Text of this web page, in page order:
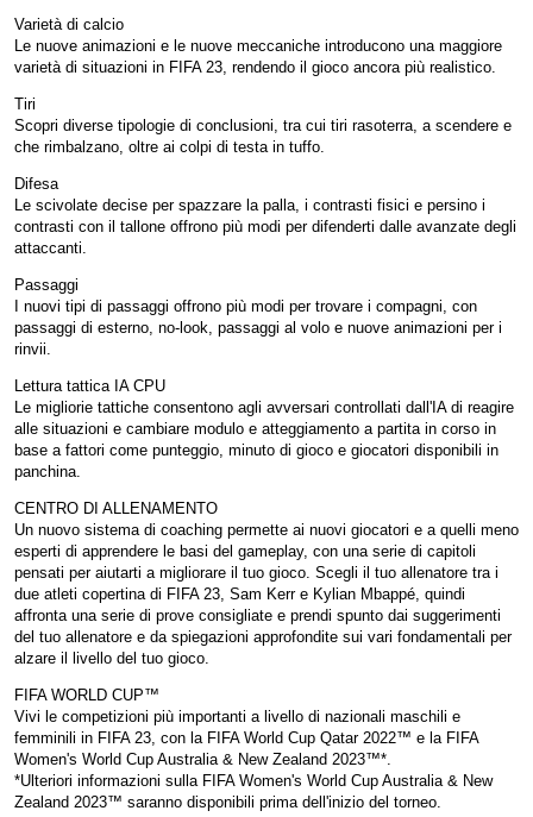
Varietà di calcio
Le nuove animazioni e le nuove meccaniche introducono una maggiore
varietà di situazioni in FIFA 23, rendendo il gioco ancora più realistico.
Tiri
Scopri diverse tipologie di conclusioni, tra cui tiri rasoterra, a scendere e
che rimbalzano, oltre ai colpi di testa in tuffo.
Difesa
Le scivolate decise per spazzare la palla, i contrasti fisici e persino i
contrasti con il tallone offrono più modi per difenderti dalle avanzate degli
attaccanti.
Passaggi
I nuovi tipi di passaggi offrono più modi per trovare i compagni, con
passaggi di esterno, no-look, passaggi al volo e nuove animazioni per i
rinvii.
Lettura tattica IA CPU
Le migliorie tattiche consentono agli avversari controllati dall'IA di reagire
alle situazioni e cambiare modulo e atteggiamento a partita in corso in
base a fattori come punteggio, minuto di gioco e giocatori disponibili in
panchina.
CENTRO DI ALLENAMENTO
Un nuovo sistema di coaching permette ai nuovi giocatori e a quelli meno
esperti di apprendere le basi del gameplay, con una serie di capitoli
pensati per aiutarti a migliorare il tuo gioco. Scegli il tuo allenatore tra i
due atleti copertina di FIFA 23, Sam Kerr e Kylian Mbappé, quindi
affronta una serie di prove consigliate e prendi spunto dai suggerimenti
del tuo allenatore e da spiegazioni approfondite sui vari fondamentali per
alzare il livello del tuo gioco.
FIFA WORLD CUP™
Vivi le competizioni più importanti a livello di nazionali maschili e
femminili in FIFA 23, con la FIFA World Cup Qatar 2022™ e la FIFA
Women's World Cup Australia & New Zealand 2023™*.
*Ulteriori informazioni sulla FIFA Women's World Cup Australia & New
Zealand 2023™ saranno disponibili prima dell'inizio del torneo.